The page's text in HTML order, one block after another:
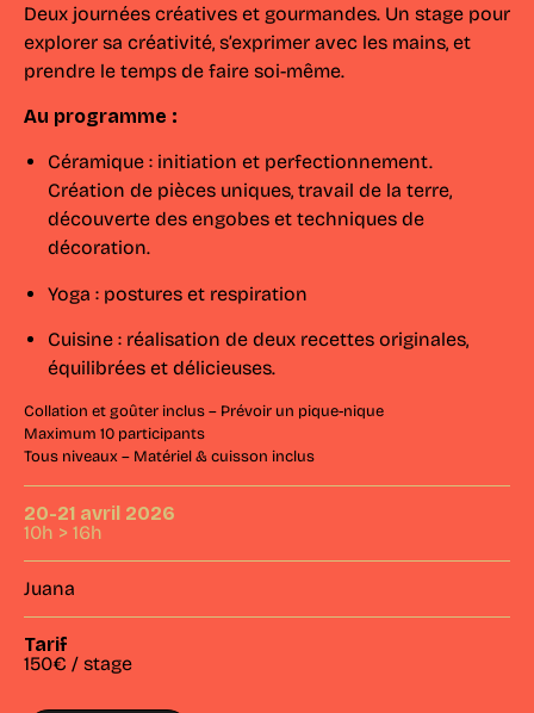
Deux journées créatives et gourmandes. Un stage pour
explorer sa créativité, s’exprimer avec les mains, et
prendre le temps de faire soi-même.
Au programme :
Céramique : initiation et perfectionnement.
Création de pièces uniques, travail de la terre,
découverte des engobes et techniques de
décoration.
Yoga : postures et respiration
Cuisine : réalisation de deux recettes originales,
équilibrées et délicieuses.
Collation et goûter inclus – Prévoir un pique-nique
Maximum 10 participants
Tous niveaux – Matériel & cuisson inclus
20-21 avril 2026
10h > 16h
Juana
Tarif
150€ / stage